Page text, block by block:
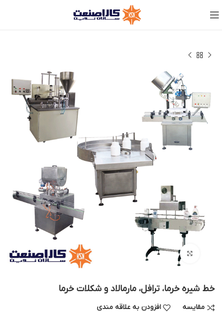
بزرگنمایی تصویر
خط شیره خرما، ترافل، مارمالاد و شکلات خرما
مقایسه افزودن به علاقه مندی